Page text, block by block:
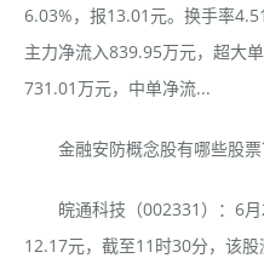
6.03%，报13.01元。换手率
主力净流入839.95万元，超大
731.01万元，中单净流...
金融安防概念股有哪些股票
皖通科技（002331）：6月
12.17元，截至11时30分，该